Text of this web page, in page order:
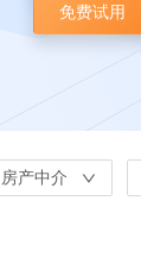
免费试用
房产中介